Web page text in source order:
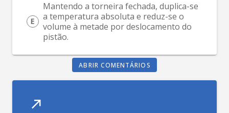
Mantendo a torneira fechada, duplica-se
a temperatura absoluta e reduz-se o
volume à metade por deslocamento do
pistão.
ABRIR COMENTÁRIOS